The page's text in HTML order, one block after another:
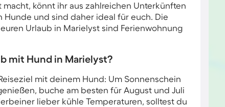
könnt ihr aus zahlreichen Unterkünften
Hunde und sind daher ideal für euch. Die
Urlaub in Marielyst sind Ferienwohnung
mit Hund in Marielyst?
mit deinem Hund: Um Sonnenschein
buche am besten für August und Juli
lieber kühle Temperaturen, solltest du